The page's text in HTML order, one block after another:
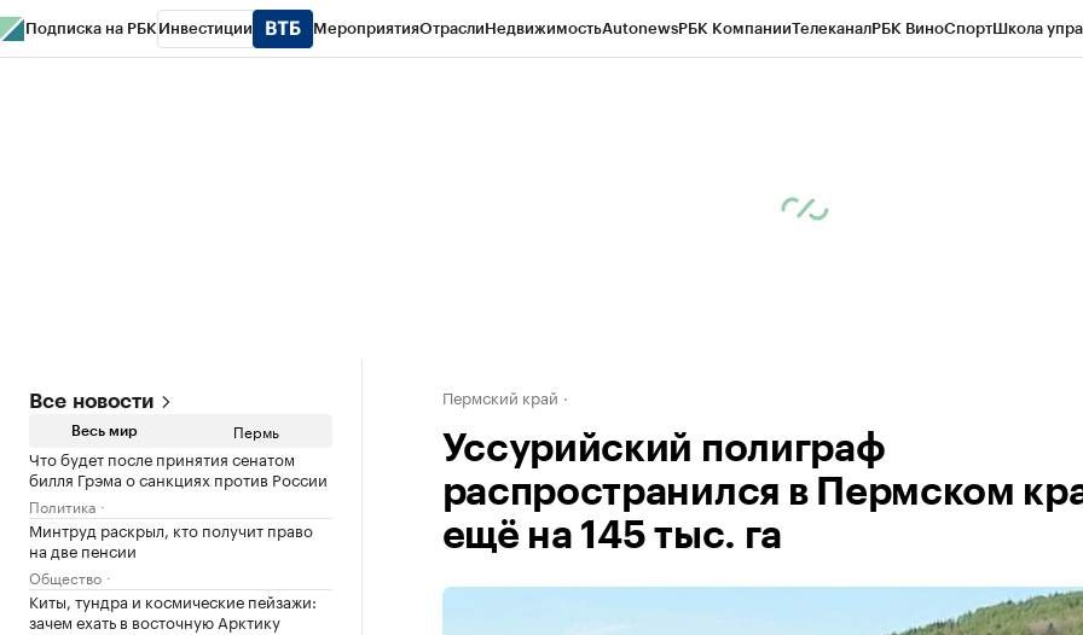
Подписка на РБК Инвестиции МероприятияОтраслиНедвижимостьAutonewsРБК КомпанииТелеканалРБК ВиноСпортШкола
Все новости
Весь мир Пермь
Что будет после принятия сенатом
билля Грэма о санкциях против России
Политика
Минтруд раскрыл, кто получит право
на две пенсии
Общество
Киты, тундра и космические пейзажи:
зачем ехать в восточную Арктику
Пермский край
Уссурийский полиграф
распространился в Пермском
ещё на 145 тыс. га